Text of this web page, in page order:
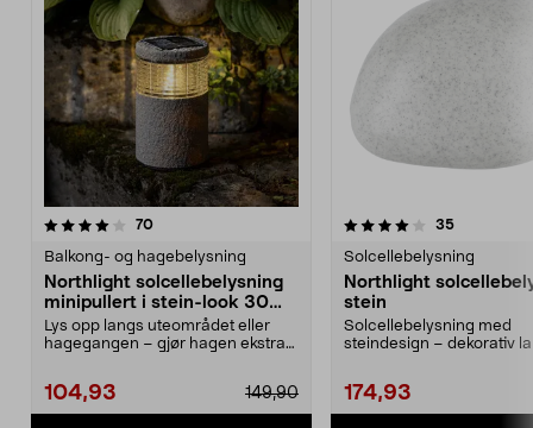
70anmeldelser
Balkong- og hagebelysning
Northlight solcellebelysning
minipullert i stein-look 30
cm
Lys opp langs uteområdet eller
hagegangen – gjør hagen ekstra
149,90
104,93
4.0av 5 stjerner 35
Solcellebelysning
Northlight
stein
Solcellebelysning med
steindesign – dekorativ
174,93